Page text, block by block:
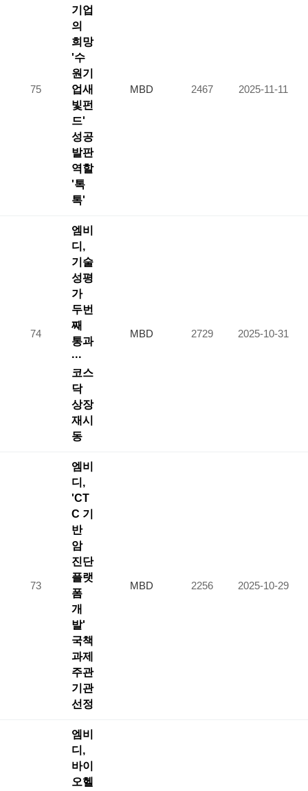
75
기업
의
희망
'수
원기
업새
빛펀
드'
성공
발판
역할
'톡
톡'
MBD 2467 2025-11-11
74
엠비
디,
기술
성평
가
두번
째
통과
···
코스
닥
상장
재시
동
MBD 2729 2025-10-31
73
엠비
디,
'CT
C 기
반
암
진단
플랫
폼
개
발'
국책
과제
주관
기관
선정
MBD 2256 2025-10-29
엠비
디,
바이
오헬